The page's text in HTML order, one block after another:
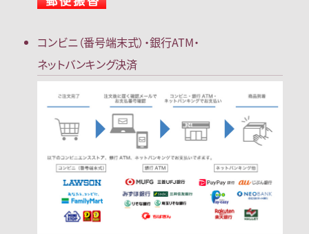
コンビニ（番号端末式）・銀行ATM・
ネットバンキング決済